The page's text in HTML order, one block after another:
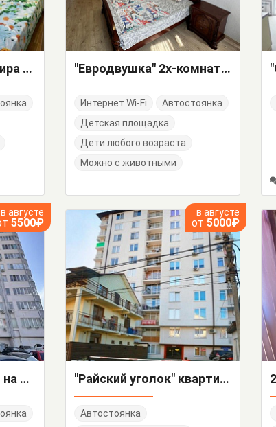
3х-комнатная квартира Кирова 17 "Евродвушка" 2х-комнатная квартира
Интернет Wi-Fi
Автостоянка
Детская площадка
Дети любого возраста
Можно с животными
в августе
5500₽
"С шикарным видом на море" 2х-комнатная квартира-студия
в августе
от 5000₽
"Райский уголок" квартира-студия
Автостоянка